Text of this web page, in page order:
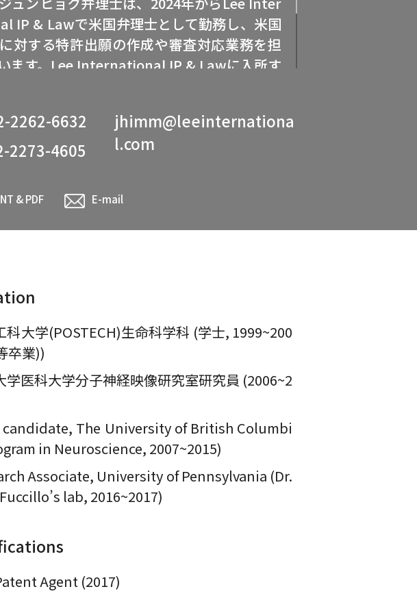
IP & Lawで米国弁理士として勤務し、米国
対する特許出願の作成や審査対応業務を担
ます。Lee International IP & Lawに入所す
て勤務し、個人発明家から大企業に至るま
ざまな国のクライアントを代理しました。
としてのキャリアを築く前は、ペンシルベニ
ブリティッシュコロンビア大学、延世大
工科大学で10年以上にわたり科学者として
器の応用に至るまで幅広い生物科学分野を
ます。
2262-6632
2273-4605
jhimm@leeinternationa
l.com
& PDF E-mail
科大学(POSTECH)生命科学科 (学士, 1999~200
卒業))
学医科大学分子神経映像研究室研究員 (2006~2
candidate, The University of British Columbi
in Neuroscience, 2007~2015)
Associate, University of Pennsylvania (Dr.
lab, 2016~2017)
Agent (2017)